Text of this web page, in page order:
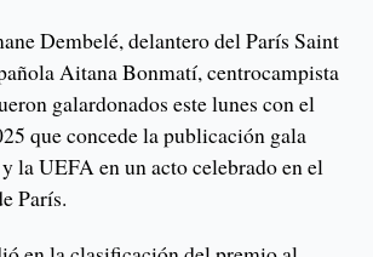
Dembelé, delantero del París Saint
Aitana Bonmatí, centrocampista
galardonados este lunes con el
que concede la publicación gala
la UEFA en un acto celebrado en el
París.